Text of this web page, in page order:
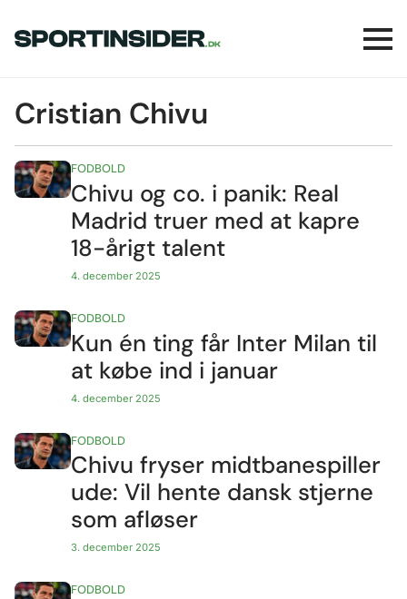
Cristian Chivu
Chivu og co. i panik: Real
Madrid truer med at kapre
18-årigt talent
4. december 2025
FODBOLD
Kun én ting får Inter Milan til
at købe ind i januar
4. december 2025
FODBOLD
Chivu fryser midtbanespiller
ude: Vil hente dansk stjerne
som afløser
3. december 2025
FODBOLD
FODBOLD